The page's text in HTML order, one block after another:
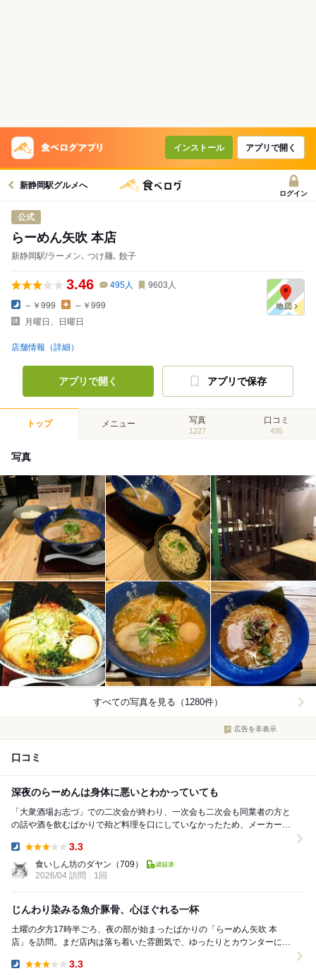
インストール アプリで開く
新静岡駅グルメへ
ログイン
公式
らーめん矢吹 本店
新静岡駅/ラーメン､ つけ麺､ 餃子
3.46 495人 9603 人
～￥999
～￥999
月曜日、日曜日
店舗情報（詳細）
アプリで開く アプリで保存
トップ メニュー 写真
1227
口コミ
495
写真
すべての写真を見る（1280件）
広告を非表示
口コミ
深夜のらーめんは身体に悪いとわかっていても
「大衆酒場お志づ」での二次会が終わり、一次会も二次会も同業者の方と
の話や酒を飲むばかりで殆ど料理を口にしていなかったため、メーカーの
3.3
食いしん坊のダヤン （709）
2026/04 訪問
1回
じんわり染みる魚介豚骨、心ほぐれる一杯
土曜の夕方17時半ごろ、夜の部が始まったばかりの「らーめん矢吹 本
店」を訪問。まだ店内は落ち着いた雰囲気で、ゆったりとカウンターに腰
3.3